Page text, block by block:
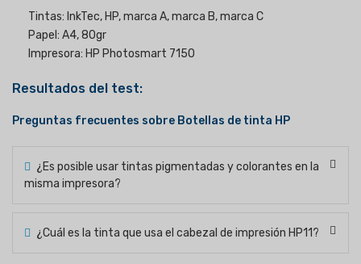
Tintas: InkTec, HP, marca A, marca B, marca C
Papel: A4, 80gr
Impresora: HP Photosmart 7150
Resultados del test:
Preguntas frecuentes sobre Botellas de tinta HP
¿Es posible usar tintas pigmentadas y colorantes en la
misma impresora?
¿Cuál es la tinta que usa el cabezal de impresión HP11?